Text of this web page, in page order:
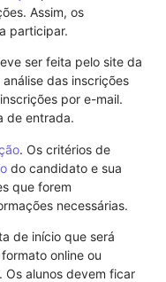
Assim, os
participar.
ser feita pelo site da
das inscrições
por e-mail.
de entrada.
. Os critérios de
do candidato e sua
que forem
necessárias.
de início que será
online ou
Os alunos devem ficar